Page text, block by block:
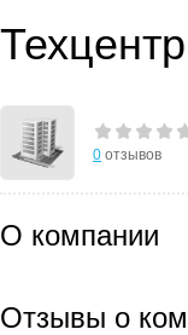
0 отзывов
О компании
Отзывы о